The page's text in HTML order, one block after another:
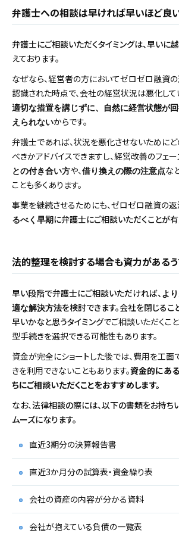
弁護士への相談は早ければ早いほど良
弁護士にご相談いただくタイミングは、早いに
えております。
なぜなら、経営者の方においてゼロゼロ融資
認識された時点で、会社の経営状況は悪化して
適切な措置を講じずに、自然に経営状態が
えられないからです。
弁護士であれば、状況を悪化させないために
べきかアドバイスできますし、経営改善のフェ
との付き合い方や、 借り換えの際の注意点な
ことも多くあります。
事業を継続させるためにも、ゼロゼロ融資の返
るべく早期 に弁護士にご相談いただくことが有
法的整理を検討する場合も資力があるう
早い段階で弁護士にご相談いただければ、 よ
適な解決方法を検討できます。会社を閉じるこ
早いかなと思うタイミングでご相談いただくこ
型手続きを選択できる可能性もあります。
資金が完全にショートした後では、費用を工面
きを利用できないこともあります。資金的にあ
ちにご相談いただくことをおすすめします。
なお、法律相談の際には、以下の書類をお持ち
ムーズになります。
直近3期分の決算報告書
直近3か月分の試算表・資金繰り表
会社の資産の内容が分かる資料
会社が抱えている負債の一覧表